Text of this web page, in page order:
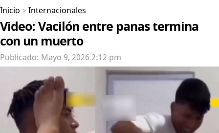
Inicio > Internacionales
Video: Vacilón entre panas termina
con un muerto
Publicado: Mayo 9, 2026 2:12 pm